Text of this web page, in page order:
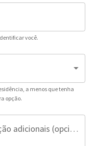
você.
a menos que tenha
opção.
Informações de identificação adicionais (opcional)